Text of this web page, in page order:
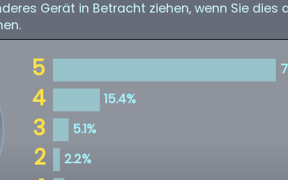
Gerät in Betracht ziehen, wenn Sie dies